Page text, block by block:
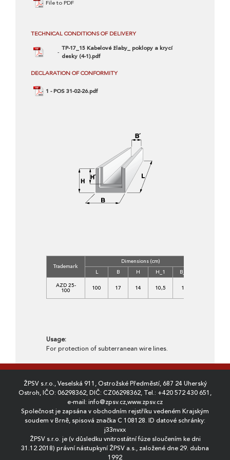
File to PDF
TECHNICAL CONDITIONS OF DELIVERY
TP-17_15 Kabelové žlaby_ poklopy a krycí
desky (4-1).pdf
DECLARATION OF CONFORMITY
1 - POS 31-02-26.pdf
Trademark
Dimensions (cm)
L B H H_1
B_1
AZD 25-
100 100 17 14 10,5 10
Usage:
For protection of subterranean wire lines.
ŽPSV s.r.o., Veselská 911, Ostrožské Předměstí, 687 24 Uherský
Ostroh, IČO: 06298362, DIČ: CZ06298362, Tel.: +420 572 430 651 ,
e-mail: info@zpsv.cz,www.zpsv.cz
Společnost je zapsána v obchodním rejstříku vedeném Krajským
soudem v Brně, spisová značka C 108128. ID datové schránky:
j33nvxx
ŽPSV s.r.o. je (v důsledku vnitrostátní fúze sloučením ke dni
31.12.2018) právní nástupkyní ŽPSV a.s., založené dne 29. dubna
1992